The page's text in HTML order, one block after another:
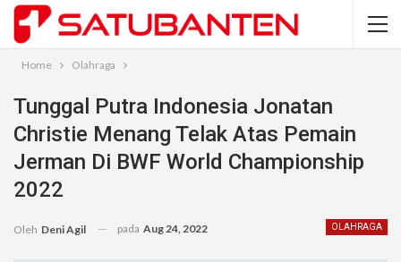
Home Olahraga
Tunggal Putra Indonesia Jonatan
Christie Menang Telak Atas Pemain
Jerman Di BWF World Championship
2022
OLAHRAGA
Oleh Deni Agil pada Aug 24, 2022